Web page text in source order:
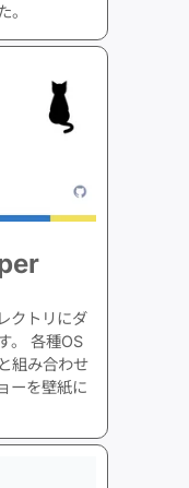
。
クトリにダ
。 各種OS
組み合わせ
ーを壁紙に